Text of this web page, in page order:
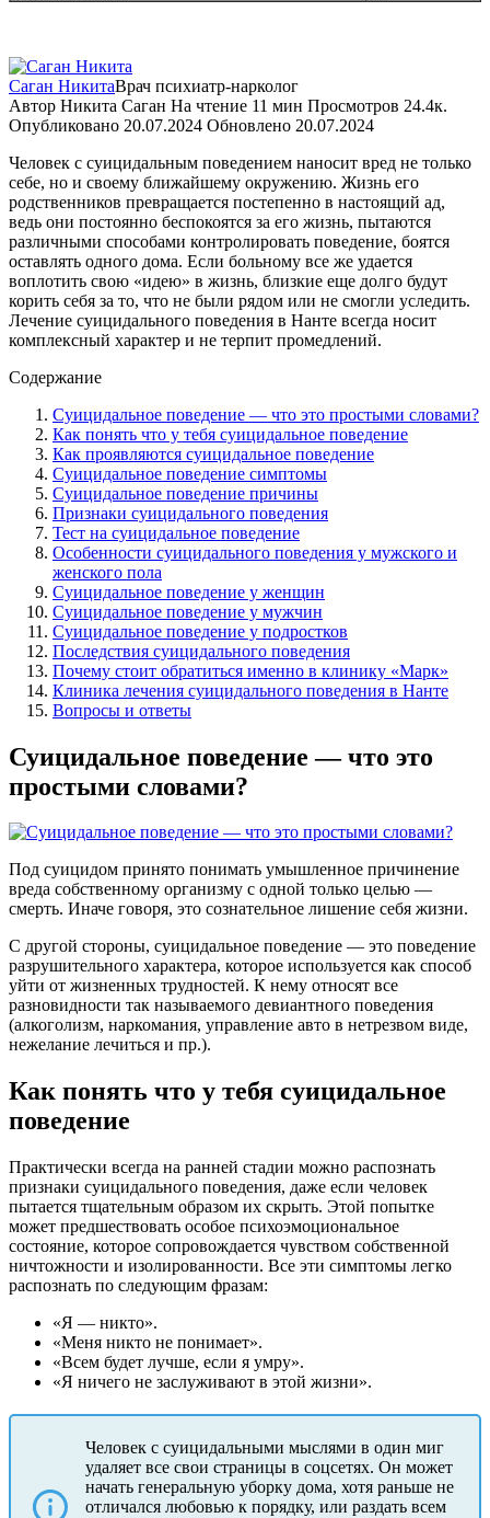
Саган НикитаВрач психиатр-нарколог
Автор Никита Саган На чтение 11 мин Просмотров 24.4к.
Опубликовано 20.07.2024 Обновлено 20.07.2024
Человек с суицидальным поведением наносит вред не только
себе, но и своему ближайшему окружению. Жизнь его
родственников превращается постепенно в настоящий ад,
ведь они постоянно беспокоятся за его жизнь, пытаются
различными способами контролировать поведение, боятся
оставлять одного дома. Если больному все же удается
воплотить свою «идею» в жизнь, близкие еще долго будут
корить себя за то, что не были рядом или не смогли уследить.
Лечение суицидального поведения в Нанте всегда носит
комплексный характер и не терпит промедлений.
Содержание
Суицидальное поведение — что это простыми словами?
Как понять что у тебя суицидальное поведение
Как проявляются суицидальное поведение
Суицидальное поведение симптомы
Суицидальное поведение причины
Признаки суицидального поведения
Тест на суицидальное поведение
Особенности суицидального поведения у мужского и
женского пола
Суицидальное поведение у женщин
Суицидальное поведение у мужчин
Суицидальное поведение у подростков
Последствия суицидального поведения
Почему стоит обратиться именно в клинику «Марк»
Клиника лечения суицидального поведения в Нанте
Вопросы и ответы
Суицидальное поведение — что это
простыми словами?
Под суицидом принято понимать умышленное причинение
вреда собственному организму с одной только целью —
смерть. Иначе говоря, это сознательное лишение себя жизни.
С другой стороны, суицидальное поведение — это поведение
разрушительного характера, которое используется как способ
уйти от жизненных трудностей. К нему относят все
разновидности так называемого девиантного поведения
(алкоголизм, наркомания, управление авто в нетрезвом виде,
нежелание лечиться и пр.).
Как понять что у тебя суицидальное
поведение
Практически всегда на ранней стадии можно распознать
признаки суицидального поведения, даже если человек
пытается тщательным образом их скрыть. Этой попытке
может предшествовать особое психоэмоциональное
состояние, которое сопровождается чувством собственной
ничтожности и изолированности. Все эти симптомы легко
распознать по следующим фразам:
«Я — никто».
«Меня никто не понимает».
«Всем будет лучше, если я умру».
«Я ничего не заслуживают в этой жизни».
Человек с суицидальными мыслями в один миг
удаляет все свои страницы в соцсетях. Он может
начать генеральную уборку дома, хотя раньше не
отличался любовью к порядку, или раздать всем